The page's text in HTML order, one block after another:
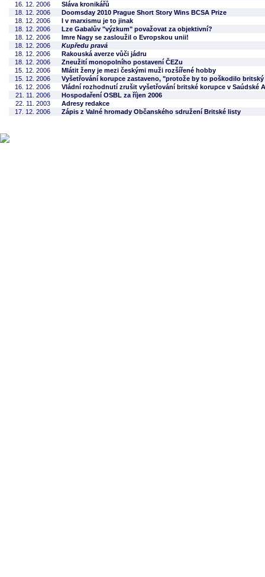
16. 12. 2006
Sláva kronikářů
18. 12. 2006
Doomsday 2010 Prague Short Story Wins BCSA Prize
18. 12. 2006
I v marxismu je to jinak
18. 12. 2006
Lze Gabalův "výzkum" považovat za objektivní?
18. 12. 2006
Imre Nagy se zasloužil o Evropskou unii!
18. 12. 2006
Kupředu pravá
18. 12. 2006
Rakouská averze vůči jádru
18. 12. 2006
Zneužití monopolního postavení ČEZu
15. 12. 2006
Mlátit ženy je mezi českými muži rozšířené hobby
15. 12. 2006
Vyšetřování korupce zastaveno, "protože by to poškodilo
16. 12. 2006
Vládní rozhodnutí zrušit vyšetřování britské korupce v Saúdské
21. 11. 2006
Hospodaření OSBL za říjen 2006
22. 11. 2003
Adresy redakce
17. 12. 2006
Zápis z Valné hromady Občanského sdružení Britské listy